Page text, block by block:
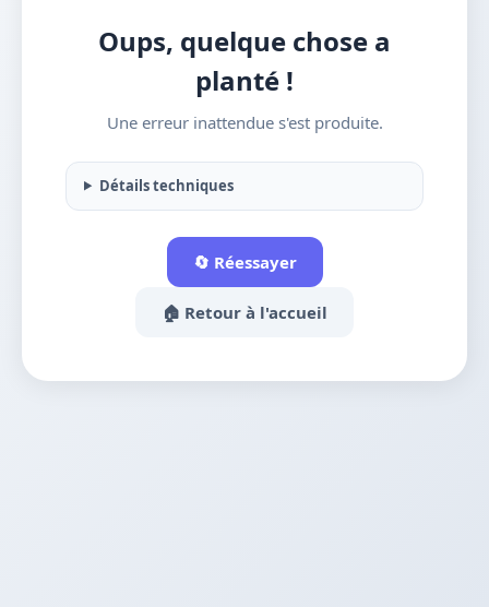
Oups, quelque chose a
planté !
Une erreur inattendue s'est produite.
Détails techniques
🔄 Réessayer
🏠 Retour à l'accueil